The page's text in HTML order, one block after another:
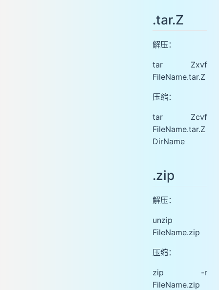
.tar.Z
解压：
tar Zxvf
FileName.tar.Z
压缩：
tar Zcvf
FileName.tar.Z
DirName
.zip
解压：
unzip
FileName.zip
压缩：
zip -r
FileName.zip